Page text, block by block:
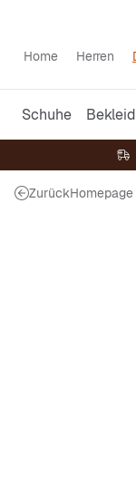
Home Herren
Schuhe
ZurückHomepage